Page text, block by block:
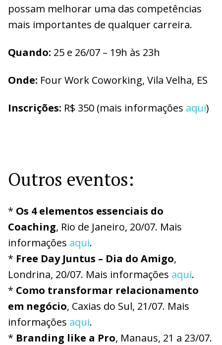
possam melhorar uma das competências
mais importantes de qualquer carreira.
Quando: 25 e 26/07 – 19h às 23h
Onde: Four Work Coworking, Vila Velha, ES
Inscrições: R$ 350 (mais informações aqui)
Outros eventos:
* Os 4 elementos essenciais do
Coaching, Rio de Janeiro, 20/07. Mais
informações aqui.
* Free Day Juntus – Dia do Amigo,
Londrina, 20/07. Mais informações aqui.
* Como transformar relacionamento
em negócio, Caxias do Sul, 21/07. Mais
informações aqui.
* Branding like a Pro, Manaus, 21 a 23/07.